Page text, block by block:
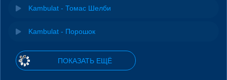
Kambulat - Томас Шелби
Kambulat - Порошок
ПОКАЗАТЬ ЕЩЁ